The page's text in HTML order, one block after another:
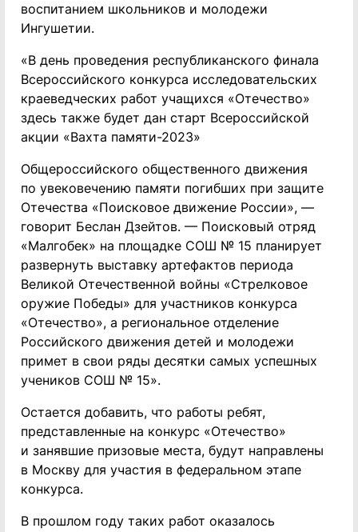
воспитанием школьников и молодежи
Ингушетии.
«В день проведения республиканского финала
Всероссийского конкурса исследовательских
краеведческих работ учащихся «Отечество»
здесь также будет дан старт Всероссийской
акции «Вахта памяти-2023»
Общероссийского общественного движения
по увековечению памяти погибших при защите
Отечества «Поисковое движение России», —
говорит Беслан Дзейтов. — Поисковый отряд
«Малгобек» на площадке СОШ № 15 планирует
развернуть выставку артефактов периода
Великой Отечественной войны «Стрелковое
оружие Победы» для участников конкурса
«Отечество», а региональное отделение
Российского движения детей и молодежи
примет в свои ряды десятки самых успешных
учеников СОШ № 15».
Остается добавить, что работы ребят,
представленные на конкурс «Отечество»
и занявшие призовые места, будут направлены
в Москву для участия в федеральном этапе
конкурса.
В прошлом году таких работ оказалось